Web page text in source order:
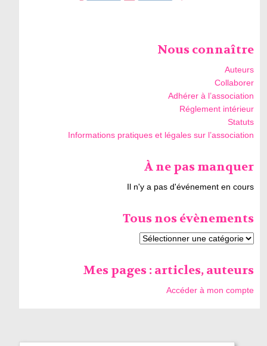
Nous connaître
Auteurs
Collaborer
Adhérer à l’association
Réglement intérieur
Statuts
Informations pratiques et légales sur l’association
À ne pas manquer
Il n'y a pas d'événement en cours
Tous nos évènements
Mes pages : articles, auteurs
Accéder à mon compte